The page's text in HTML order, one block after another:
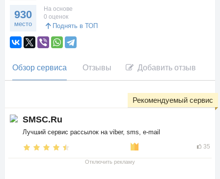
930
место
На основе
0 оценок
Поднять в ТОП
Обзор сервиса Отзывы Добавить отзыв
SMSC.Ru
Лучший сервис рассылок на viber, sms, e-mail
35
Рекомендуемый сервис
Отключить рекламу